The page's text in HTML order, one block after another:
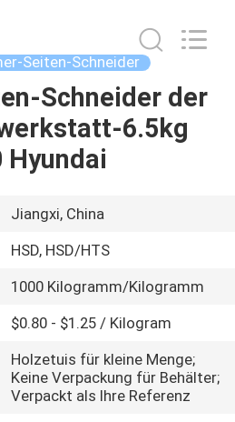
Seiten-Schneider
Schneider der
6.5kg
Hyundai
Jiangxi, China
HSD, HSD/HTS
1000 Kilogramm/Kilogramm
$0.80 - $1.25 / Kilogram
Holzetuis für kleine Menge;
Keine Verpackung für Behälter;
Verpackt als Ihre Referenz